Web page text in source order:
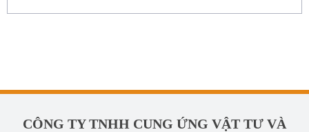
CÔNG TY TNHH CUNG ỨNG VẬT TƯ VÀ